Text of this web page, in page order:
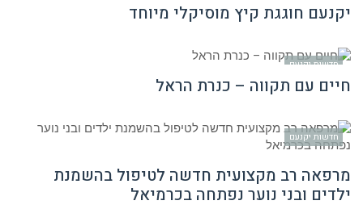
יקנעם חוגגת קיץ מוסיקלי מיוחד
חדשות יקנעם
חיים עם תקווה – כנרת הראל
חדשות יקנעם
מרפאה רב מקצועית חדשה לטיפול בהשמנת
ילדים ובני נוער נפתחה בכרמיאל